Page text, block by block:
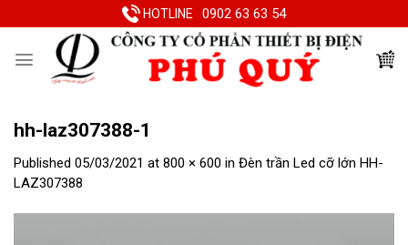
to
HOTLINE 0902 63 63 54
hh-laz307388-1
Published 05/03/2021 at 800 × 600 in Đèn trần Led cỡ lớn HH-
LAZ307388